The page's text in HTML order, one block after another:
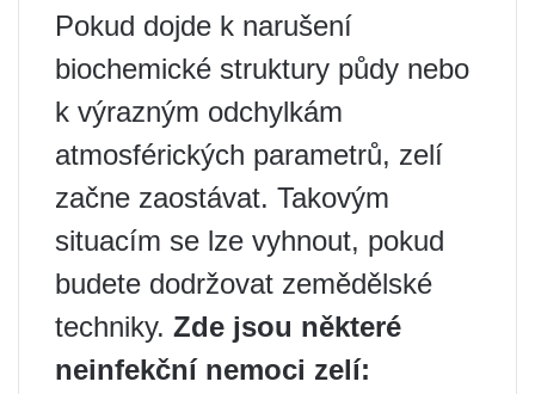
Pokud dojde k narušení
biochemické struktury půdy nebo
k výrazným odchylkám
atmosférických parametrů, zelí
začne zaostávat. Takovým
situacím se lze vyhnout, pokud
budete dodržovat zemědělské
techniky. Zde jsou některé
neinfekční nemoci zelí: